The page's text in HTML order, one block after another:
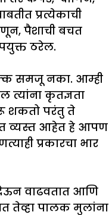
प्रत्येकाची
पैशाची बचत
ठरेल.
समजू नका. आम्ही
त्यांना कृतज्ञता
शकतो परंतु ते
व्यस्त आहेत हे आपण
प्रकारचा भार
वाढवतात आणि
तेव्हा पालक मुलांना